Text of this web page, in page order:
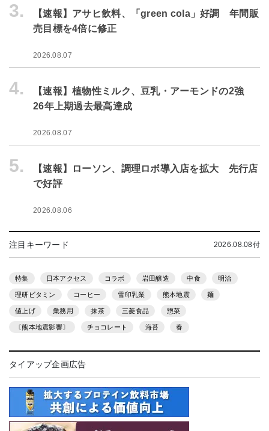
3.
【速報】アサヒ飲料、「green cola」好調 年間販
売目標を4倍に修正
2026.08.07
4.
【速報】植物性ミルク、豆乳・アーモンドの2強
26年上期過去最高達成
2026.08.07
5.
【速報】ローソン、調理ロボ導入店を拡大 先行店
で好評
2026.08.06
注目キーワード 2026.08.08付
特集 日本アクセス コラボ 岩田醸造 中食 明治
理研ビタミン コーヒー 雪印乳業 熊本地震 麺
値上げ 業務用 抹茶 三菱食品 惣菜
〔熊本地震影響〕 チョコレート 海苔 春
タイアップ企画広告